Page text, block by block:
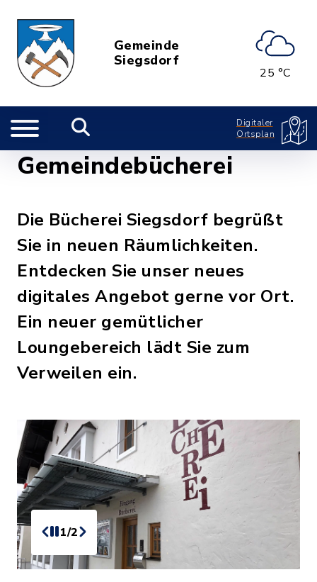
Gemeinde
Siegsdorf
25 °C
Digitaler
Ortsplan
Gemeindebücherei
Die Bücherei Siegsdorf begrüßt
Sie in neuen Räumlichkeiten.
Entdecken Sie unser neues
digitales Angebot gerne vor Ort.
Ein neuer gemütlicher
Loungebereich lädt Sie zum
Verweilen ein.
1/2